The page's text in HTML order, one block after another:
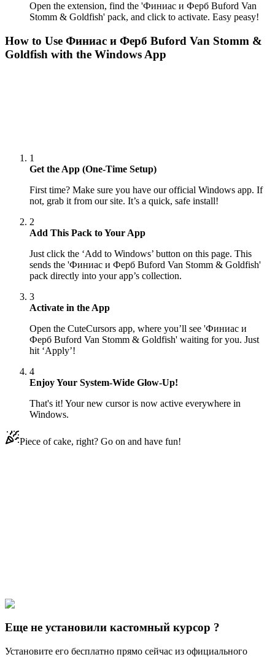
Open the extension, find the 'Финиас и Ферб Buford Van
Stomm & Goldfish' pack, and click to activate. Easy peasy!
How to Use Финиас и Ферб Buford Van Stomm &
Goldfish with the Windows App
1
Get the App (One-Time Setup)
First time? Make sure you have our official Windows app. If
not, grab it from our site. It’s a quick, safe install!
2
Add This Pack to Your App
Just click the ‘Add to Windows’ button on this page. This
sends the 'Финиас и Ферб Buford Van Stomm & Goldfish'
pack directly into your app’s collection.
3
Activate in the App
Open the CuteCursors app, where you’ll see 'Финиас и
Ферб Buford Van Stomm & Goldfish' waiting for you. Just
hit ‘Apply’!
4
Enjoy Your System-Wide Glow-Up!
That's it! Your new cursor is now active everywhere in
Windows.
Piece of cake, right? Go on and have fun!
Финикс и Герб
Stomm & Goldfish
Еще не установили кастомный курсор ?
Установите его бесплатно прямо сейчас из официального